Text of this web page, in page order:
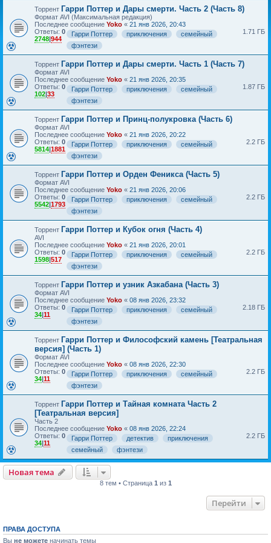
Торрент Гарри Поттер и Дары смерти. Часть 2 (Часть 8)
Формат AVI (Максимальная редакция)
Последнее сообщение Yoko « 21 янв 2026, 20:43
Ответы: 0
2748|944
1.71 ГБ
Гарри Поттер приключения
семейный
фэнтези
Торрент Гарри Поттер и Дары смерти. Часть 1 (Часть 7)
Формат AVI
Последнее сообщение Yoko « 21 янв 2026, 20:35
Ответы: 0
102|33
1.87 ГБ
Гарри Поттер приключения
семейный
фэнтези
Торрент Гарри Поттер и Принц-полукровка (Часть 6)
Формат AVI
Последнее сообщение Yoko « 21 янв 2026, 20:22
Ответы: 0
5814|1881
2.2 ГБ
Гарри Поттер приключения
семейный
фэнтези
Торрент Гарри Поттер и Орден Феникса (Часть 5)
Формат AVI
Последнее сообщение Yoko « 21 янв 2026, 20:06
Ответы: 0
5542|1793
2.2 ГБ
Гарри Поттер приключения
семейный
фэнтези
Торрент Гарри Поттер и Кубок огня (Часть 4)
AVI
Последнее сообщение Yoko « 21 янв 2026, 20:01
Ответы: 0
1598|517
2.2 ГБ
Гарри Поттер приключения
семейный
фэнтези
Торрент Гарри Поттер и узник Азкабана (Часть 3)
Формат AVI
Последнее сообщение Yoko « 08 янв 2026, 23:32
Ответы: 0
34|11
2.18 ГБ
Гарри Поттер приключения
семейный
фэнтези
Торрент Гарри Поттер и Философский камень [Театральная
версия] (Часть 1)
Формат AVI
Последнее сообщение Yoko « 08 янв 2026, 22:30
Ответы: 0
34|11
2.2 ГБ
Гарри Поттер приключения
семейный
фэнтези
Торрент Гарри Поттер и Тайная комната Часть 2
[Театральная версия]
Часть 2
Последнее сообщение Yoko « 08 янв 2026, 22:24
Ответы: 0
34|11
2.2 ГБ
Гарри Поттер детектив
приключения
семейный
фэнтези
Новая тема
8 тем • Страница 1 из 1
Перейти
ПРАВА ДОСТУПА
Вы не можете начинать темы